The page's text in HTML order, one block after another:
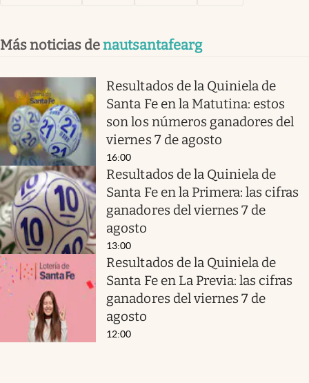
Más noticias denautsantafearg
Resultados de la Quiniela de
Santa Fe en la Matutina: estos
son los números ganadores del
viernes 7 de agosto
16:00
Resultados de la Quiniela de
Santa Fe en la Primera: las cifras
ganadores del viernes 7 de
agosto
13:00
Resultados de la Quiniela de
Santa Fe en La Previa: las cifras
ganadores del viernes 7 de
agosto
12:00